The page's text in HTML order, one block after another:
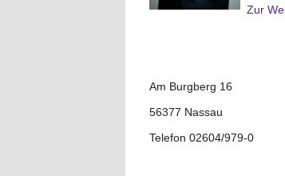
Zur
Am Burgberg 16
56377 Nassau
Telefon 02604/979-0